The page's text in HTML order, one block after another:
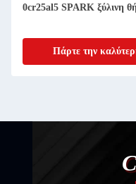
0cr25al5 SPARK ξύλινη
Πάρτε την